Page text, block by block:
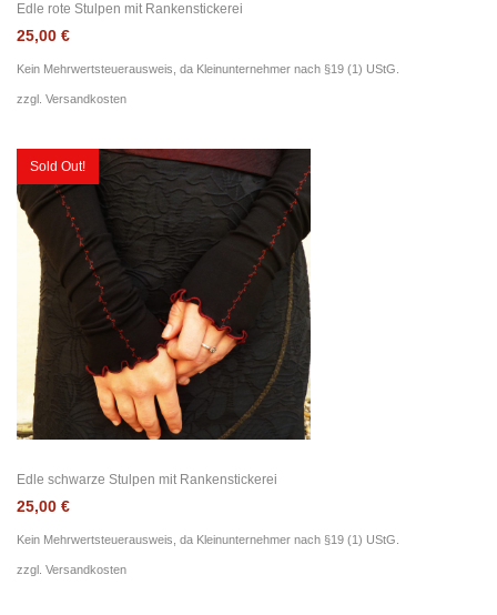
Edle rote Stulpen mit Rankenstickerei
25,00 €
Kein Mehrwertsteuerausweis, da Kleinunternehmer nach §19 (1) UStG.
zzgl. Versandkosten
Sold Out!
Edle schwarze Stulpen mit Rankenstickerei
25,00 €
Kein Mehrwertsteuerausweis, da Kleinunternehmer nach §19 (1) UStG.
zzgl. Versandkosten